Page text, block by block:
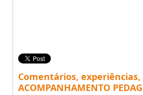
Comentários,
ACOMPANHAMENTO